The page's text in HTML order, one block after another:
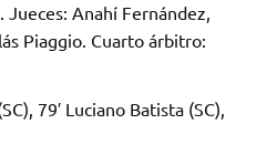
Jueces: Anahí Fernández,
Piaggio. Cuarto árbitro:
79′ Luciano Batista (SC),